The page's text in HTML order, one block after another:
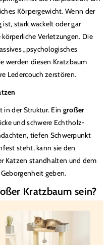
Körpergewicht. Wenn der
stark wackelt oder gar
Verletzungen. Die
„psychologisches
werden diesen Kratzbaum
Ledercouch zerstören.
in der Struktur. Ein großer
und schwere Echtholz-
tiefen Schwerpunkt
steht, kann sie den
Katzen standhalten und dem
geben.
Kratzbaum sein?